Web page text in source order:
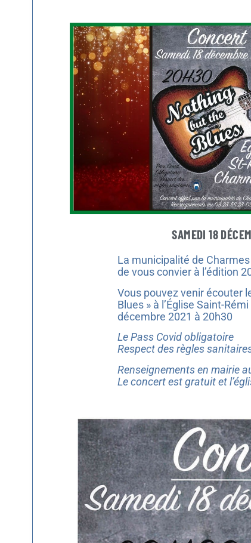
SAMEDI 18
La municipalité de
de vous convier à l’édition
Vous pouvez venir écouter
Blues » à l’Église Saint-
décembre 2021 à 20h30
Le Pass Covid obligatoire
Respect des règles
Renseignements en mairie
Le concert est gratuit et